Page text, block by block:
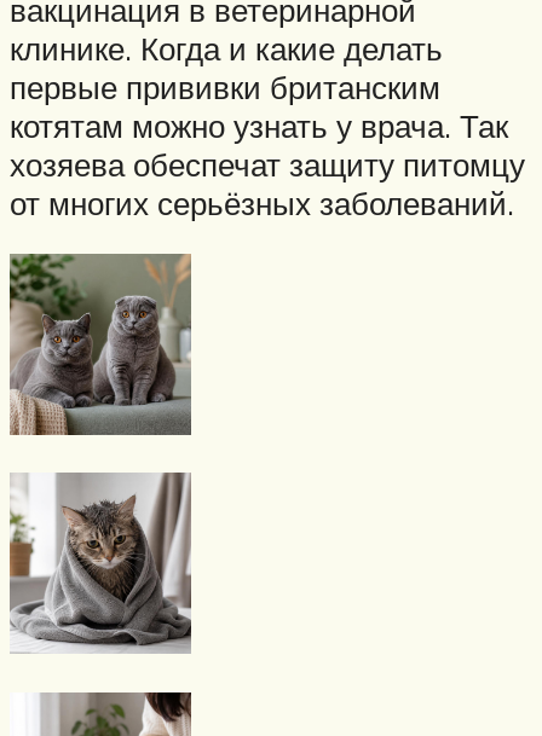
вакцинация в ветеринарной
клинике. Когда и какие делать
первые прививки британским
котятам можно узнать у врача. Так
хозяева обеспечат защиту питомцу
от многих серьёзных заболеваний.